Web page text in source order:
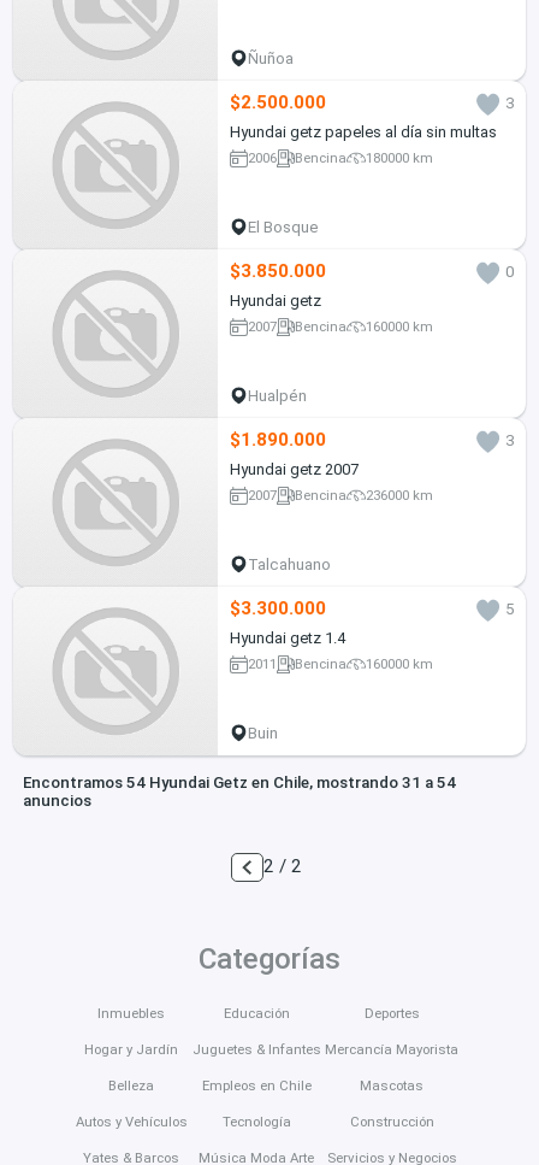
Ñuñoa
$2.500.000
3
Hyundai getz papeles al día sin multas
2006 Bencina 180000 km
El Bosque
$3.850.000
0
Hyundai getz
2007 Bencina 160000 km
Hualpén
$1.890.000
3
Hyundai getz 2007
2007 Bencina 236000 km
Talcahuano
$3.300.000
5
Hyundai getz 1.4
2011 Bencina 160000 km
Buin
Encontramos 54 Hyundai Getz en Chile, mostrando 31 a 54
anuncios
2 / 2
Categorías
Inmuebles
Hogar y Jardín
Belleza
Autos y Vehículos
Yates & Barcos
Educación
Juguetes & Infantes
Empleos en Chile
Tecnología
Música Moda Arte
Deportes
Mercancía Mayorista
Mascotas
Construcción
Servicios y Negocios